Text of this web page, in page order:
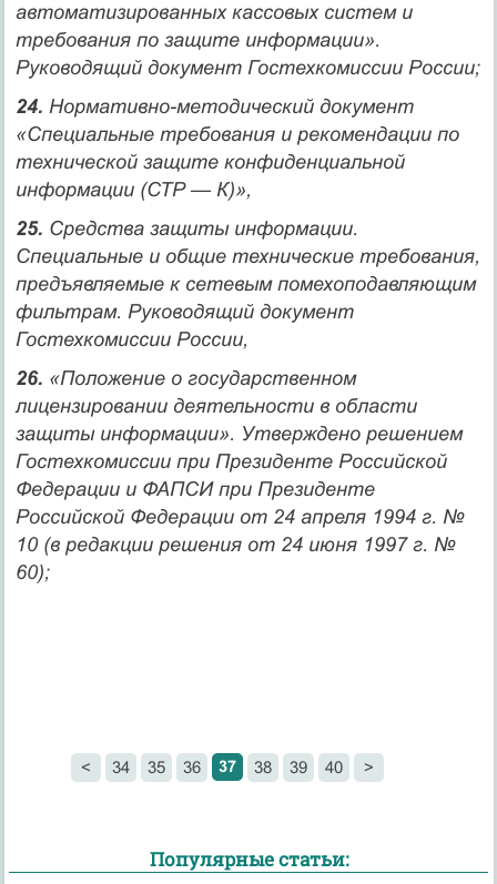
автоматизированных кассовых систем и
требования по защите информации».
Руководящий документ Гостехкомиссии России;
24. Нормативно-методический документ
«Специальные требования и рекомендации по
технической защите конфиденциальной
информации (СТР — К)»,
25. Средства защиты информации.
Специальные и общие технические требования,
предъявляемые к сетевым помехоподавляющим
фильтрам. Руководящий документ
Гостехкомиссии России,
26. «Положение о государственном
лицензировании деятельности в области
защиты информации». Утверждено решением
Гостехкомиссии при Президенте Российской
Федерации и ФАПСИ при Президенте
Российской Федерации от 24 апреля 1994 г. №
10 (в редакции решения от 24 июня 1997 г. №
60);
< 34 35 36 37 38 39 40 >
Популярные статьи: